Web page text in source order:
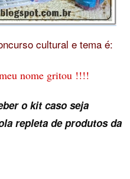
cultural e tema é:
nome gritou !!!!
o kit caso seja
repleta de produtos da